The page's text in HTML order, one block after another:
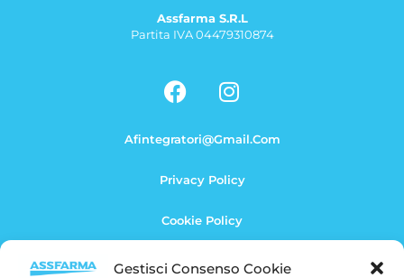
Gestisci Consenso Cookie
Assfarma S.r.l
Partita IVA 04479310874
F
a
e
b
o
o
k
I
n
t
a
g
r
a
m
Afintegratori@gmail.com
Privacy Policy
Cookie Policy
Termini E Condizioni